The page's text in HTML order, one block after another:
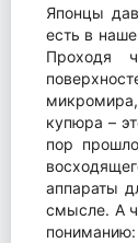
Японцы
есть в
Проходя
купюра –
пор
аппараты
смысле. А